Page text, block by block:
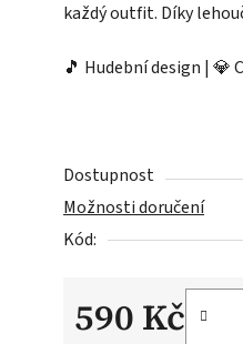
každý outfit. Díky
🎵 Hudební design | 💎
Dostupnost
Možnosti doručení
Kód:
590 Kč